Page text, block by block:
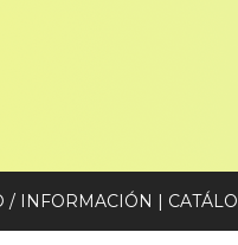
/ INFORMACIÓN |